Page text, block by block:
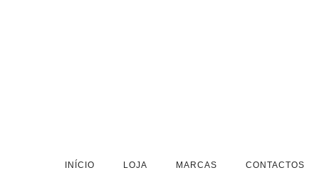
INÍCIO LOJA MARCAS CONTACTOS